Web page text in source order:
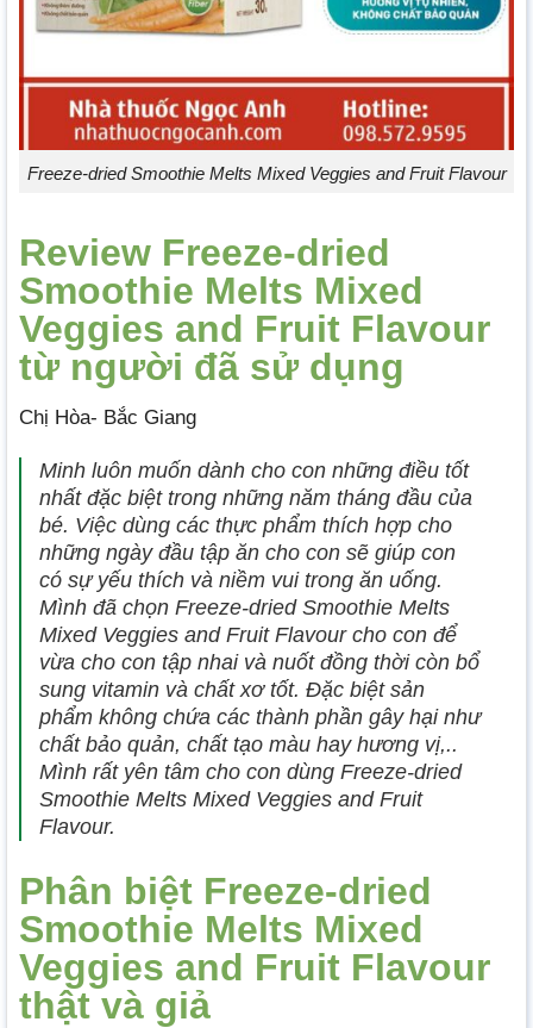
Freeze-dried Smoothie Melts Mixed Veggies and Fruit Flavour
Review Freeze-dried
Smoothie Melts Mixed
Veggies and Fruit Flavour
từ người đã sử dụng
Chị Hòa- Bắc Giang
Minh luôn muốn dành cho con những điều tốt
nhất đặc biệt trong những năm tháng đầu của
bé. Việc dùng các thực phẩm thích hợp cho
những ngày đầu tập ăn cho con sẽ giúp con
có sự yếu thích và niềm vui trong ăn uống.
Mình đã chọn Freeze-dried Smoothie Melts
Mixed Veggies and Fruit Flavour cho con để
vừa cho con tập nhai và nuốt đồng thời còn bổ
sung vitamin và chất xơ tốt. Đặc biệt sản
phẩm không chứa các thành phần gây hại như
chất bảo quản, chất tạo màu hay hương vị,..
Mình rất yên tâm cho con dùng Freeze-dried
Smoothie Melts Mixed Veggies and Fruit
Flavour.
Phân biệt Freeze-dried
Smoothie Melts Mixed
Veggies and Fruit Flavour
thật và giả